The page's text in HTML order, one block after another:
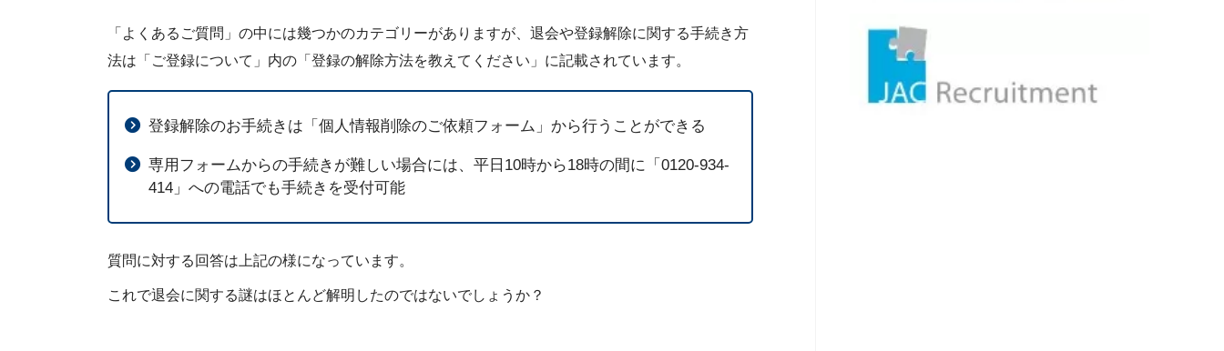
「よくあるご質問」の中には幾つかのカテゴリーがありますが、退会や登録解除に関する手続き方
法は「ご登録について」内の「登録の解除方法を教えてください」に記載されています。
登録解除のお手続きは「個人情報削除のご依頼フォーム」から行うことができる
専用フォームからの手続きが難しい場合には、平日10時から18時の間に「0120-934-
414」への電話でも手続きを受付可能
質問に対する回答は上記の様になっています。
これで退会に関する謎はほとんど解明したのではないでしょうか？